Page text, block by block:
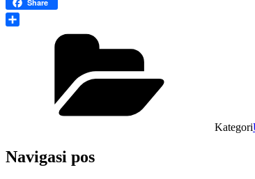
Share
Kategori
Navigasi pos